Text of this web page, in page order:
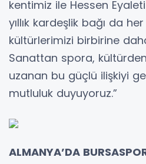
kentimiz ile Hessen
yıllık kardeşlik bağı da
kültürlerimizi birbirine
Sanattan spora,
uzanan bu güçlü ilişkiyi
mutluluk duyuyoruz.”
ALMANYA’DA